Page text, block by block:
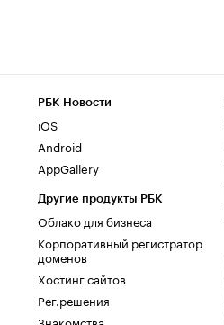
РБК Новости
iOS
Android
AppGallery
Другие продукты РБК
Облако для бизнеса
Корпоративный регистратор
доменов
Хостинг сайтов
Рег.решения
Знакомства